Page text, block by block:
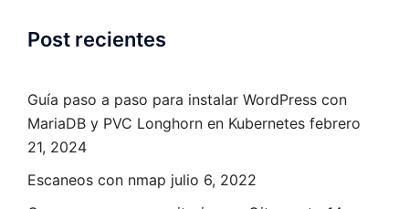
Post recientes
Guía paso a paso para instalar WordPress con
MariaDB y PVC Longhorn en Kubernetes febrero
21, 2024
Escaneos con nmap julio 6, 2022